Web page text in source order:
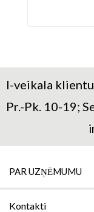
I-veikala
Pr.-Pk. 10-19;
PAR UZŅĒMUMU
Kontakti